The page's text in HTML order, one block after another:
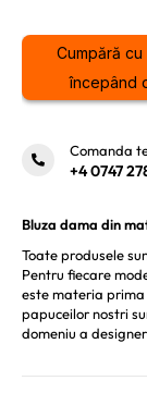
Cumpără cu
începând
Comanda
+4 0747
Bluza dama din
Toate produsele
Pentru fiecare
este materia
papuceilor nostri
domeniu a